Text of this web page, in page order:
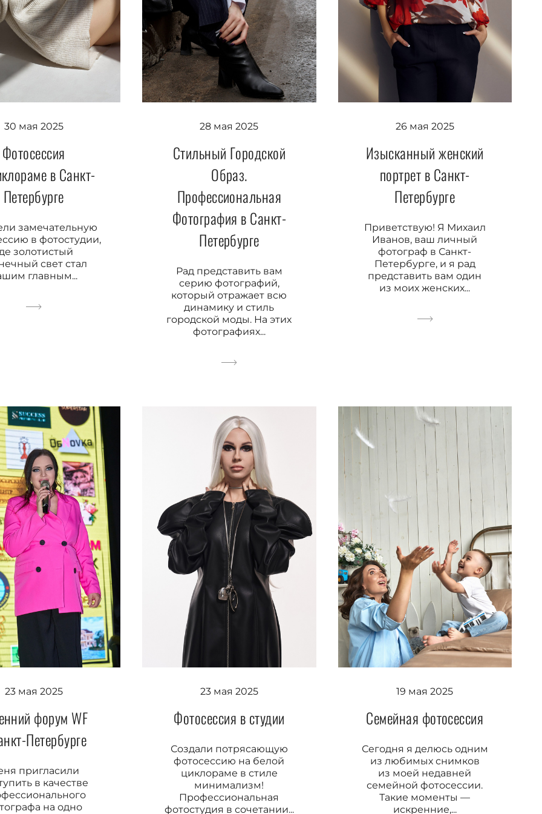
30 мая 2025
Фотосессия
в Санкт-
Петербурге
замечательную
в фотостудии,
золотистый
свет стал
главным...
28 мая 2025
Стильный Городской
Образ.
Профессиональная
Фотография в Санкт-
Петербурге
Рад представить вам
серию фотографий,
который отражает всю
динамику и стиль
городской моды. На этих
фотографиях...
26 мая 2025
Изысканный женский
портрет в Санкт-
Петербурге
Приветствую! Я Михаил
Иванов, ваш личный
фотограф в Санкт-
Петербурге, и я рад
представить вам один
из моих женских...
23 мая 2025
форум WF
Петербурге
пригласили
в качестве
на одно
23 мая 2025
Фотосессия в студии
Создали потрясающую
фотосессию на белой
циклораме в стиле
минимализм!
Профессиональная
фотостудия в сочетании...
19 мая 2025
Семейная фотосессия
Сегодня я делюсь одним
из любимых снимков
из моей недавней
семейной фотосессии.
Такие моменты —
искренние,...